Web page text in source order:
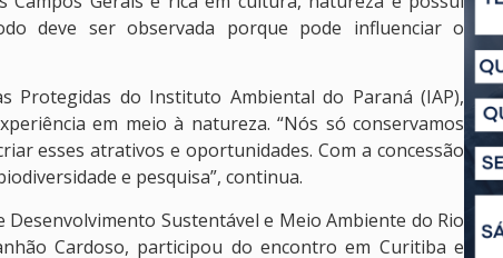
deve ser observada porque pode influenciar o
Protegidas do Instituto Ambiental do Paraná (IAP),
em meio à natureza. “Nós só conservamos
esses atrativos e oportunidades. Com a concessão
e pesquisa”, continua.
Sustentável e Meio Ambiente do Rio
Cardoso, participou do encontro em Curitiba e